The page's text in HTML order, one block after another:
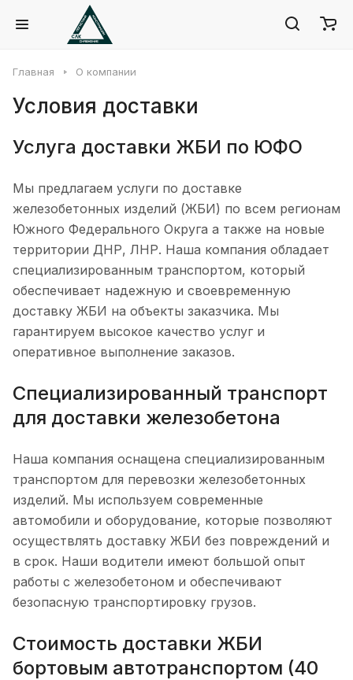
Главная О компании
Условия доставки
Услуга доставки ЖБИ по ЮФО
Мы предлагаем услуги по доставке
железобетонных изделий (ЖБИ) по всем регионам
Южного Федерального Округа а также на новые
территории ДНР, ЛНР. Наша компания обладает
специализированным транспортом, который
обеспечивает надежную и своевременную
доставку ЖБИ на объекты заказчика. Мы
гарантируем высокое качество услуг и
оперативное выполнение заказов.
Специализированный транспорт
для доставки железобетона
Наша компания оснащена специализированным
транспортом для перевозки железобетонных
изделий. Мы используем современные
автомобили и оборудование, которые позволяют
осуществлять доставку ЖБИ без повреждений и
в срок. Наши водители имеют большой опыт
работы с железобетоном и обеспечивают
безопасную транспортировку грузов.
Стоимость доставки ЖБИ
бортовым автотранспортом (40